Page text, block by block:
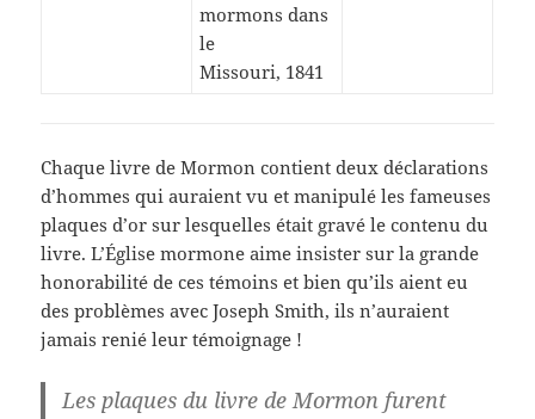
mormons dans
le
Missouri, 1841
Chaque livre de Mormon contient deux déclarations
d’hommes qui auraient vu et manipulé les fameuses
plaques d’or sur lesquelles était gravé le contenu du
livre. L’Église mormone aime insister sur la grande
honorabilité de ces témoins et bien qu’ils aient eu
des problèmes avec Joseph Smith, ils n’auraient
jamais renié leur témoignage !
Les plaques du livre de Mormon furent